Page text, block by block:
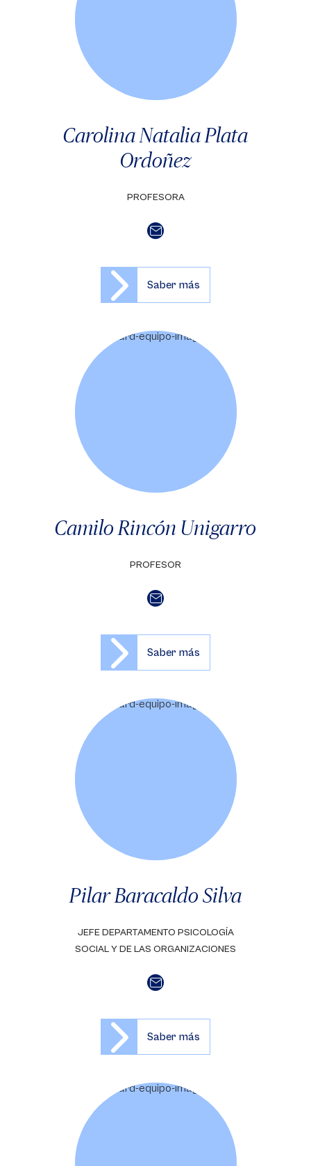
Carolina Natalia Plata
Ordoñez
PROFESORA
Saber más
Camilo Rincón Unigarro
PROFESOR
Saber más
Pilar Baracaldo Silva
JEFE DEPARTAMENTO PSICOLOGÍA
SOCIAL Y DE LAS ORGANIZACIONES
Saber más